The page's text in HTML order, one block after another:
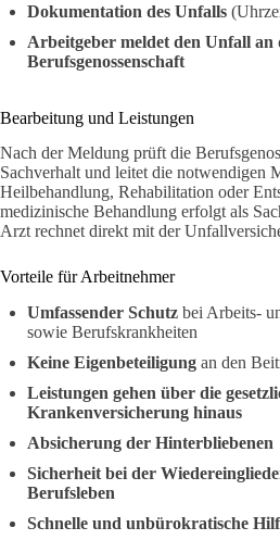
Dokumentation des Unfalls
Arbeitgeber meldet den Unfall an
Berufsgenossenschaft
Bearbeitung und Leistungen
Nach der Meldung prüft die
Sachverhalt und leitet die notwendigen
Heilbehandlung, Rehabilitation oder
medizinische Behandlung erfolgt als
Arzt rechnet direkt mit der
Vorteile für Arbeitnehmer
Umfassender Schutz bei Arbeits-
sowie Berufskrankheiten
Keine Eigenbeteiligung an den
Leistungen gehen über die
Krankenversicherung hinaus
Absicherung der Hinterbliebenen
Sicherheit bei der
Berufsleben
Schnelle und unbürokratische